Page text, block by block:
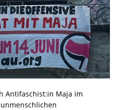
Antifaschist:in Maja im